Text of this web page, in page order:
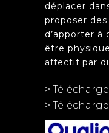
déplacer
proposer
d’apporter à
être
affectif par
>
>